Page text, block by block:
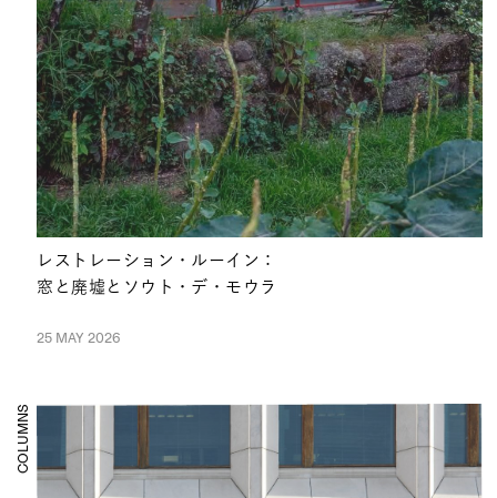
レストレーション・ルーイン：
窓と廃墟とソウト・デ・モウラ
25 MAY 2026
COLUMNS